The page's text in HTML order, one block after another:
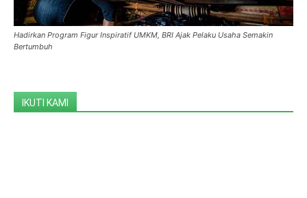
Hadirkan Program Figur Inspiratif UMKM, BRI Ajak Pelaku Usaha Semakin
Bertumbuh
IKUTI KAMI